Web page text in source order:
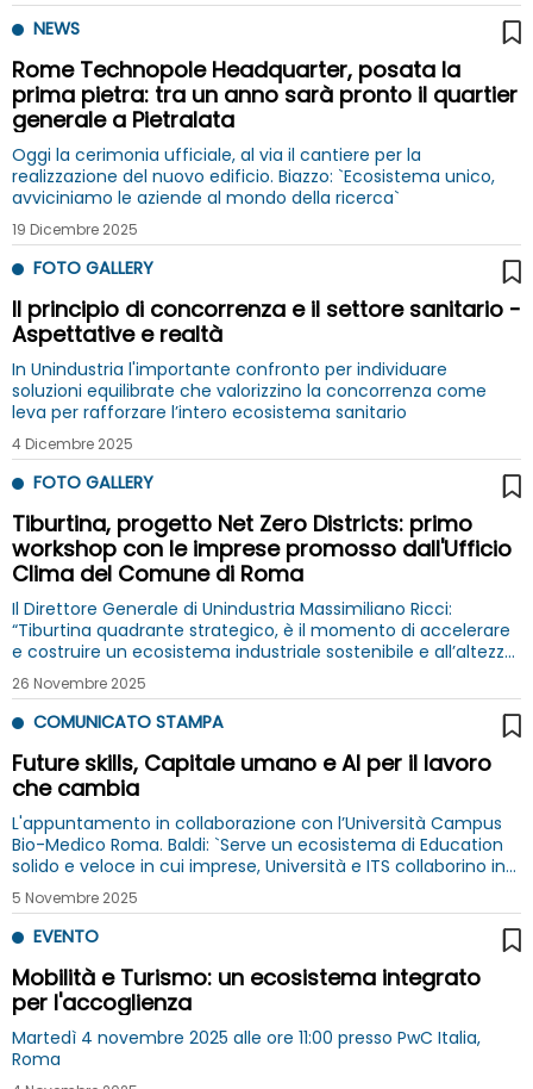
NEWS
Rome Technopole Headquarter, posata la
prima pietra: tra un anno sarà pronto il quartier
generale a Pietralata
Oggi la cerimonia ufficiale, al via il cantiere per la
realizzazione del nuovo edificio. Biazzo: `Ecosistema unico,
avviciniamo le aziende al mondo della ricerca`
19 Dicembre 2025
FOTO GALLERY
Il principio di concorrenza e il settore sanitario -
Aspettative e realtà
In Unindustria l'importante confronto per individuare
soluzioni equilibrate che valorizzino la concorrenza come
leva per rafforzare l’intero ecosistema sanitario
4 Dicembre 2025
FOTO GALLERY
Tiburtina, progetto Net Zero Districts: primo
workshop con le imprese promosso dall'Ufficio
Clima del Comune di Roma
Il Direttore Generale di Unindustria Massimiliano Ricci:
“Tiburtina quadrante strategico, è il momento di accelerare
e costruire un ecosistema industriale sostenibile e all’altezza
delle sfide globali”
26 Novembre 2025
COMUNICATO STAMPA
Future skills, Capitale umano e AI per il lavoro
che cambia
L'appuntamento in collaborazione con l’Università Campus
Bio-Medico Roma. Baldi: `Serve un ecosistema di Education
solido e veloce in cui imprese, Università e ITS collaborino in
modo strutturale`
5 Novembre 2025
EVENTO
Mobilità e Turismo: un ecosistema integrato
per l'accoglienza
Martedì 4 novembre 2025 alle ore 11:00 presso PwC Italia,
Roma